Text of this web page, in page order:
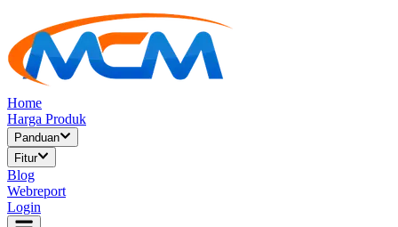
Home
Harga Produk
Panduan
Fitur
Blog
Webreport
Login